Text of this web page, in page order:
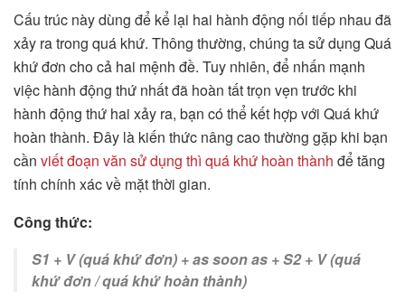
Cấu trúc này dùng để kể lại hai hành động nối tiếp nhau đã
xảy ra trong quá khứ. Thông thường, chúng ta sử dụng Quá
khứ đơn cho cả hai mệnh đề. Tuy nhiên, để nhấn mạnh
việc hành động thứ nhất đã hoàn tất trọn vẹn trước khi
hành động thứ hai xảy ra, bạn có thể kết hợp với Quá khứ
hoàn thành. Đây là kiến thức nâng cao thường gặp khi bạn
cần viết đoạn văn sử dụng thì quá khứ hoàn thành để tăng
tính chính xác về mặt thời gian.
Công thức:
S1 + V (quá khứ đơn) + as soon as + S2 + V (quá
khứ đơn / quá khứ hoàn thành)